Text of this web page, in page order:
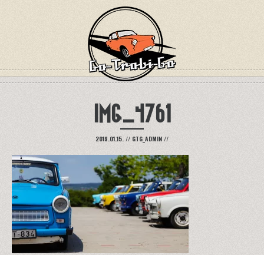
IMG_4761
2019.01.15. // GTG_ADMIN //